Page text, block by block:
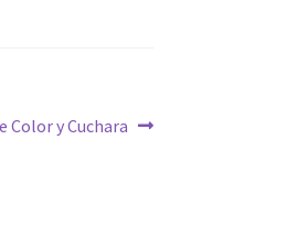
Color y Cuchara